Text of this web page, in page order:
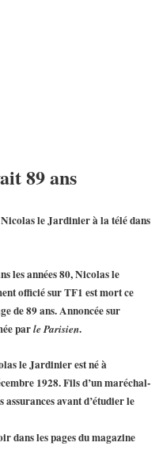
89 ans
le Jardinier à la télé dans
les années 80,Nicolas le
officié sur TF1 est mort ce
de 89 ans. Annoncée sur
parle Parisien.
le Jardinierest né à
1928. Fils d’un maréchal-
avant d’étudier le
dans les pages du magazine